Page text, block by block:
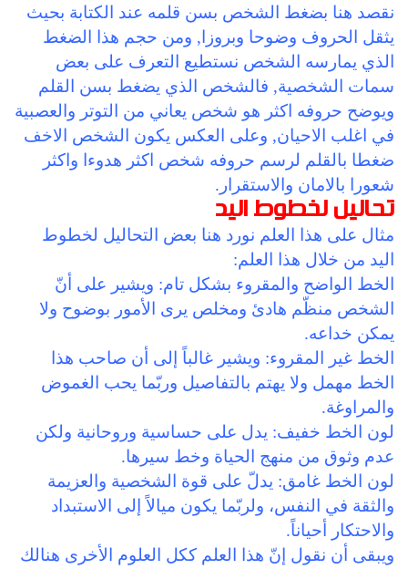
نقصد هنا بضغط الشخص بسن قلمه عند الكتابة بحيث
يثقل الحروف وضوحا وبروزا, ومن حجم هذا الضغط
الذي يمارسه الشخص نستطيع التعرف على بعض
سمات الشخصية, فالشخص الذي يضغط بسن القلم
ويوضح حروفه اكثر هو شخص يعاني من التوتر والعصبية
في اغلب الاحيان, وعلى العكس يكون الشخص الاخف
ضغطا بالقلم لرسم حروفه شخص اكثر هدوءا واكثر
شعورا بالامان والاستقرار.
تحاليل لخطوط اليد
مثال على هذا العلم نورد هنا بعض التحاليل لخطوط
اليد من خلال هذا العلم:
الخط الواضح والمقروء بشكل تام: ويشير على أنّ
الشخص منظّم هادئ ومخلص يرى الأمور بوضوح ولا
يمكن خداعه.
الخط غير المقروء: ويشير غالباً إلى أن صاحب هذا
الخط مهمل ولا يهتم بالتفاصيل وربّما يحب الغموض
والمراوغة.
لون الخط خفيف: يدل على حساسية وروحانية ولكن
عدم وثوق من منهج الحياة وخط سيرها.
لون الخط غامق: يدلّ على قوة الشخصية والعزيمة
والثقة في النفس، ولربّما يكون ميالاً إلى الاستبداد
والاحتكار أحياناً.
ويبقى أن نقول إنّ هذا العلم ككل العلوم الأخرى هنالك